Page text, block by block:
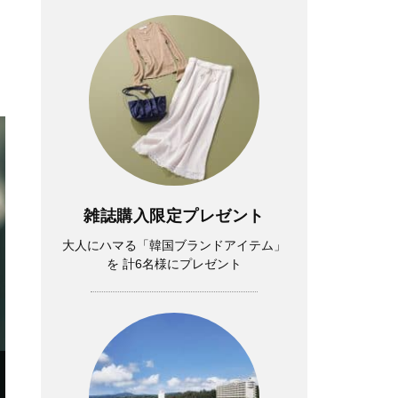
雑誌購入限定プレゼント
大人にハマる「韓国ブランドアイテム」
を 計6名様にプレゼント